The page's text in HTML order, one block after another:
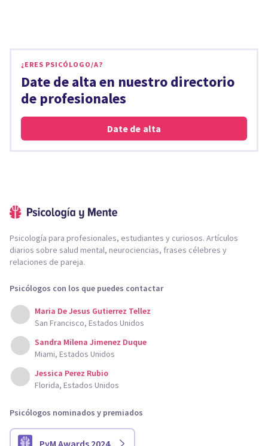
¿ERES PSICÓLOGO/A?
Date de alta en nuestro directorio
de profesionales
Date de alta
Psicología para profesionales, estudiantes y curiosos. Artículos
diarios sobre salud mental, neurociencias, frases célebres y
relaciones de pareja.
Psicólogos con los que puedes contactar
Maria De Jesus Gutierrez Tellez
San Francisco, Estados Unidos
Sandra Milena Jimenez Duque
Miami, Estados Unidos
Jessica Perez Rubio
Florida, Estados Unidos
Psicólogos nominados y premiados
PyM Awards 2024